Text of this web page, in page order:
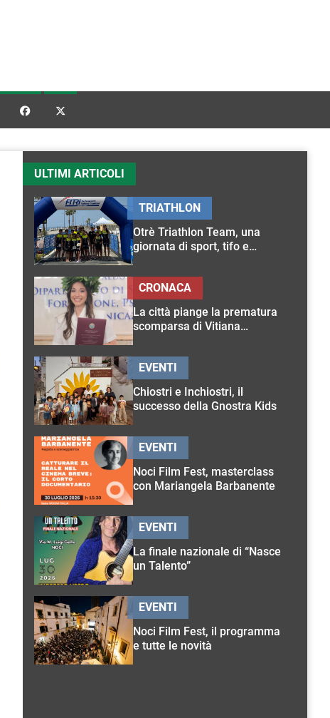
 
ULTIMI ARTICOLI
Otrè Triathlon Team, una
giornata di sport, tifo e
TRIATHLON
La città piange la prematura
scomparsa di Vitiana
CRONACA
Chiostri e Inchiostri, il
successo della Gnostra Kids
EVENTI
Noci Film Fest, masterclass
con Mariangela Barbanente
EVENTI
La finale nazionale di “Nasce
un Talento”
EVENTI
Noci Film Fest, il programma
e tutte le novità
EVENTI